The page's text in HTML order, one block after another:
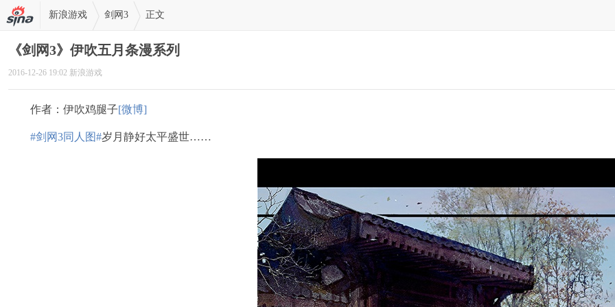
新浪游戏 剑网3 正文
《剑网3》伊吹五月条漫系列
2016-12-26 19:02 新浪游戏
作者：伊吹鸡腿子[微博]
#剑网3同人图#岁月静好太平盛世……